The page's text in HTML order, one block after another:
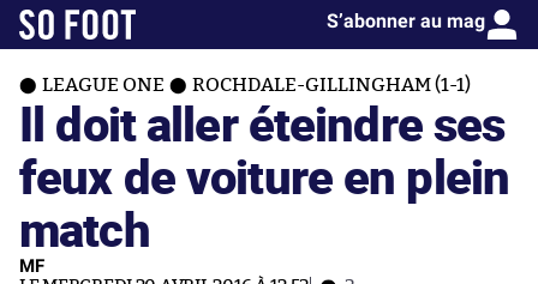
S’abonner au mag
LEAGUE ONE ROCHDALE-GILLINGHAM (1-1)
Il doit aller éteindre ses
feux de voiture en plein
match
MF